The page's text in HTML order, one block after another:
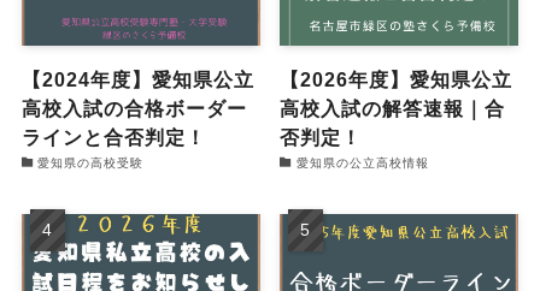
【2024年度】愛知県公立
高校入試の合格ボーダー
ラインと合否判定！
愛知県の高校受験
【2026年度】愛知県公立
高校入試の解答速報｜合
否判定！
愛知県の公立高校情報